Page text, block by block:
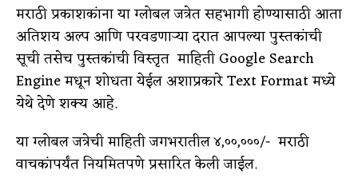
मराठी प्रकाशकांना या ग्लोबल जत्रेत सहभागी होण्यासाठी आता
अतिशय अल्प आणि परवडणाऱ्या दरात आपल्या पुस्तकांची
सूची तसेच पुस्तकांची विस्तृत माहिती Google Search
Engine मधून शोधता येईल अशाप्रकारे Text Format मध्ये
येथे देणे शक्य आहे.
या ग्लोबल जत्रेची माहिती जगभरातील ४,००,०००/- मराठी
वाचकांपर्यंत नियमितपणे प्रसारित केली जाईल.